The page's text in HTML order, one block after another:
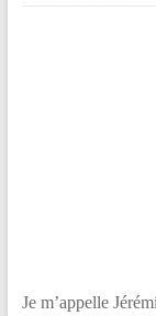
Je m’appelle